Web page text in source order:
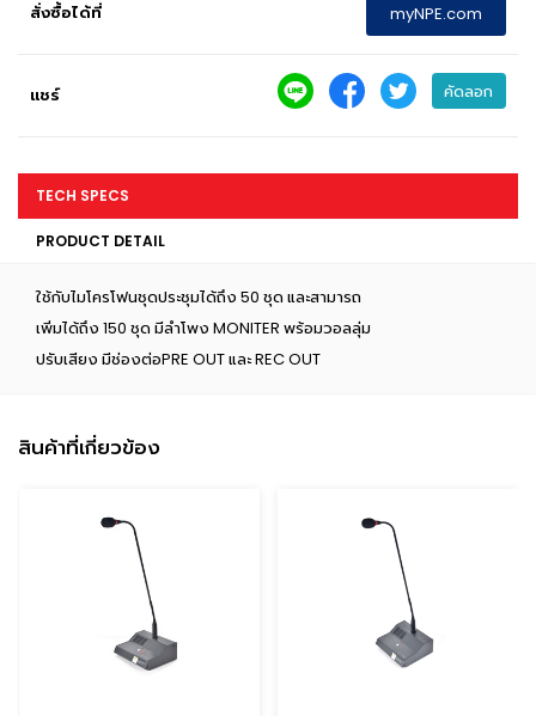
สั่งซื้อได้ที่ myNPE.com
แชร์ คัดลอก
TECH SPECS
PRODUCT DETAIL
ใช้กับไมโครโฟนชุดประชุมได้ถึง 50 ชุด และสามารถ
เพิ่มได้ถึง 150 ชุด มีลำโพง MONITER พร้อมวอลลุ่ม
ปรับเสียง มีช่องต่อPRE OUT และ REC OUT
สินค้าที่เกี่ยวข้อง